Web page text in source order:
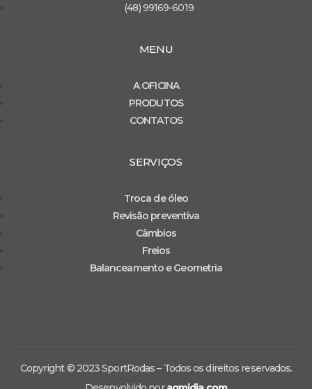
(48) 99169-6019
MENU
A OFICINA
PRODUTOS
CONTATOS
SERVIÇOS
Troca de óleo
Revisão preventiva
Câmbios
Freios
Balanceamento e Geometria
Copyright © 2023 SportRodas – Todos os direitos reservados.